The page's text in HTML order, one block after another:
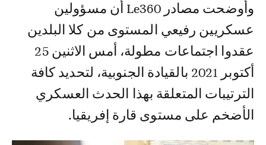
وأوضحت مصادر Le360 أن مسؤولين
عسكريين رفيعي المستوى من كلا البلدين
عقدوا اجتماعات مطولة، أمس الاثنين 25
أكتوبر 2021 بالقيادة الجنوبية، لتحديد كافة
الترتيبات المتعلقة بهذا الحدث العسكري
الأضخم على مستوى قارة إفريقيا.